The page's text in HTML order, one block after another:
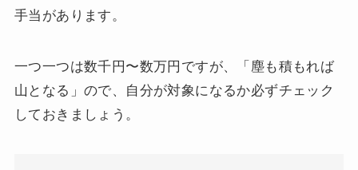
手当があります。
一つ一つは数千円〜数万円ですが、「塵も積もれば
山となる」ので、自分が対象になるか必ずチェック
しておきましょう。